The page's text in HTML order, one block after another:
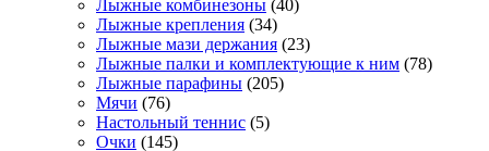
Лыжные комбинезоны (40)
Лыжные крепления (34)
Лыжные мази держания (23)
Лыжные палки и комплектующие к ним (78)
Лыжные парафины (205)
Мячи (76)
Настольный теннис (5)
Очки (145)